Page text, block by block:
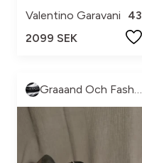
Valentino Garavani
43
2099 SEK
Graaand Och Fashion